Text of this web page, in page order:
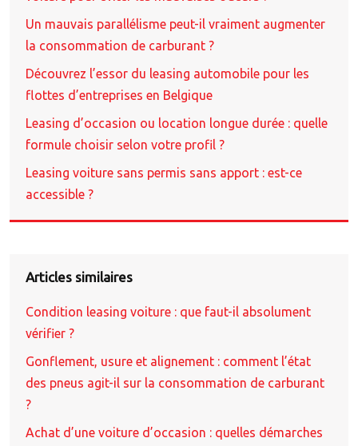
Un mauvais parallélisme peut-il vraiment augmenter
la consommation de carburant ?
Découvrez l’essor du leasing automobile pour les
flottes d’entreprises en Belgique
Leasing d’occasion ou location longue durée : quelle
formule choisir selon votre profil ?
Leasing voiture sans permis sans apport : est-ce
accessible ?
Articles similaires
Condition leasing voiture : que faut-il absolument
vérifier ?
Gonflement, usure et alignement : comment l’état
des pneus agit-il sur la consommation de carburant
?
Achat d’une voiture d’occasion : quelles démarches